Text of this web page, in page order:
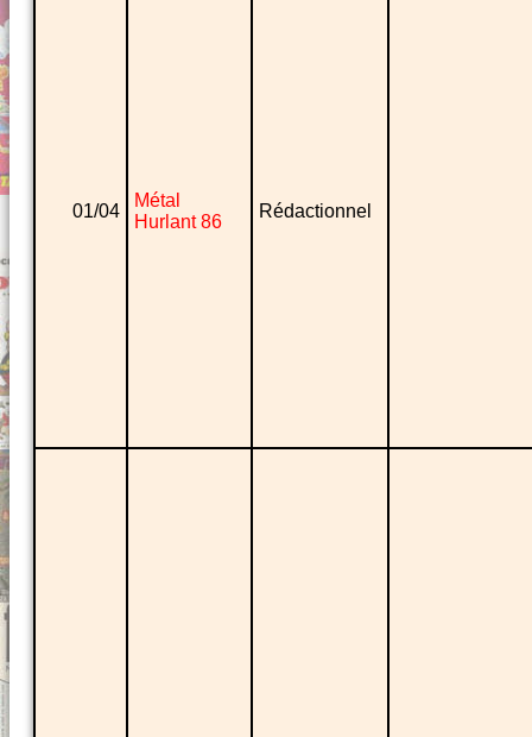
01/04
Métal
Hurlant 86
Rédactionnel